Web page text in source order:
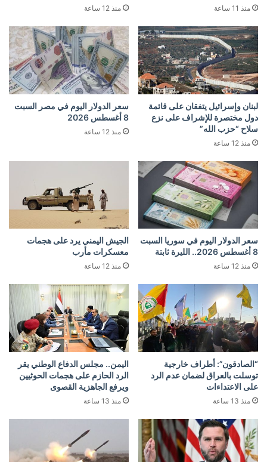
منذ 11 ساعة منذ 12 ساعة
لبنان وإسرائيل يتفقان على قائمة
دول مختصرة للإشراف على نزع
سلاح “حزب الله”
منذ 12 ساعة
سعر الدولار اليوم في مصر السبت
8 أغسطس 2026
منذ 12 ساعة
سعر الدولار اليوم في سوريا السبت
8 أغسطس 2026.. الليرة ثابتة
منذ 12 ساعة
الجيش اليمني يرد على هجمات
معسكرات مأرب
منذ 12 ساعة
“الصادقون”: أطراف خارجية
توسلت بالعراق لضمان عدم الرد
على الاعتداءات
منذ 13 ساعة
اليمن.. مجلس الدفاع الوطني يقر
الرد الحازم على هجمات الحوثيين
ويرفع الجاهزية القصوى
منذ 13 ساعة